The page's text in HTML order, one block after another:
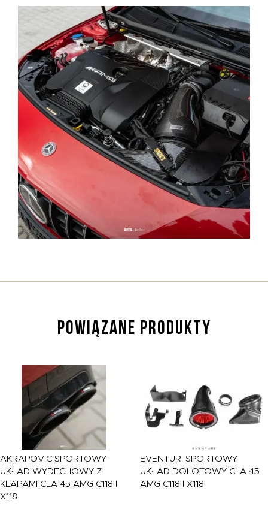
POWIĄZANE PRODUKTY
AKRAPOVIC SPORTOWY
UKŁAD WYDECHOWY Z
KLAPAMI CLA 45 AMG C118 I
X118
EVENTURI SPORTOWY
UKŁAD DOLOTOWY CLA 45
AMG C118 I X118